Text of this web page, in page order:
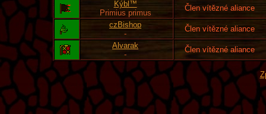
Kýbl™
Primius primus
Člen vítězné aliance
czBishop
-
Člen vítězné aliance
Alvarak
-
Člen vítězné aliance